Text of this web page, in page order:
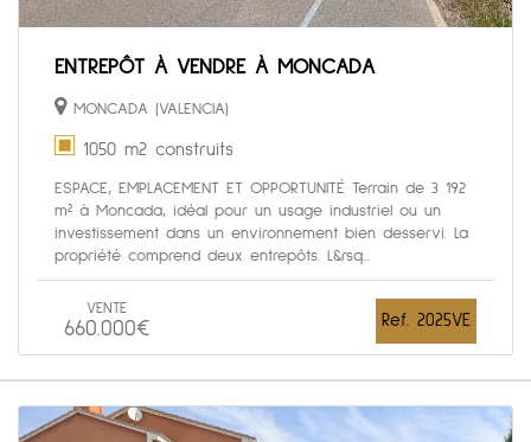
ENTREPÔT À VENDRE À MONCADA
MONCADA (VALENCIA)
1050 m2 construits
ESPACE, EMPLACEMENT ET OPPORTUNITÉ Terrain de 3 192
m² à Moncada, idéal pour un usage industriel ou un
investissement dans un environnement bien desservi. La
propriété comprend deux entrepôts. L&rsq...
VENTE
660.000€ Ref. 2025VE